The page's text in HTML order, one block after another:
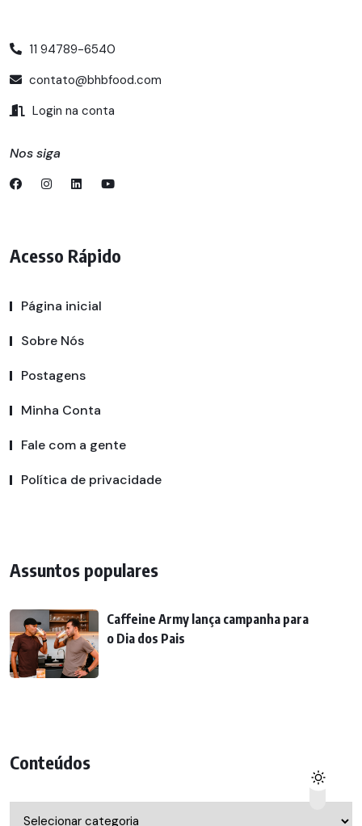
11 94789-6540
contato@bhbfood.com
Login na conta
Nos siga
Acesso Rápido
Página inicial
Sobre Nós
Postagens
Minha Conta
Fale com a gente
Política de privacidade
Assuntos populares
Caffeine Army lança campanha para
o Dia dos Pais
Conteúdos